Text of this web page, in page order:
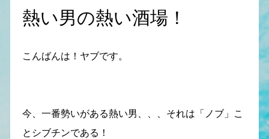
熱い男の熱い酒場！
こんばんは！ヤブです。
今、一番勢いがある熱い男、、、それは「ノブ」こ
とシブチンである！